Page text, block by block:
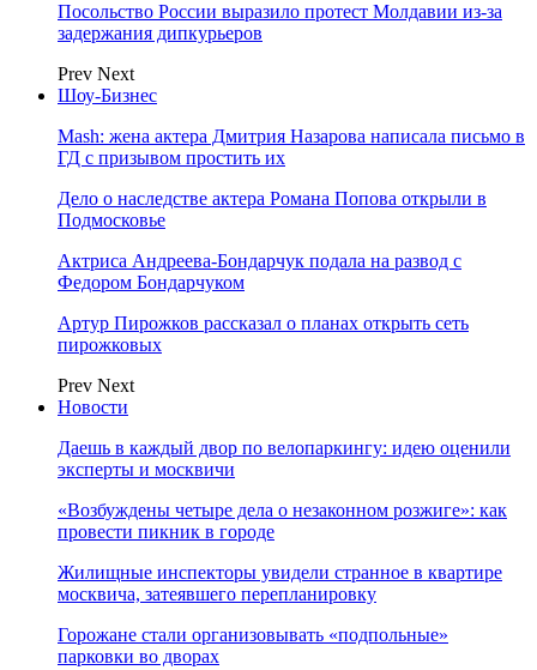
Посольство России выразило протест Молдавии из-за
задержания дипкурьеров
Prev Next
Шоу-Бизнес
Mash: жена актера Дмитрия Назарова написала письмо в
ГД с призывом простить их
Дело о наследстве актера Романа Попова открыли в
Подмосковье
Актриса Андреева-Бондарчук подала на развод с
Федором Бондарчуком
Артур Пирожков рассказал о планах открыть сеть
пирожковых
Prev Next
Новости
Даешь в каждый двор по велопаркингу: идею оценили
эксперты и москвичи
«Возбуждены четыре дела о незаконном розжиге»: как
провести пикник в городе
Жилищные инспекторы увидели странное в квартире
москвича, затеявшего перепланировку
Горожане стали организовывать «подпольные»
парковки во дворах